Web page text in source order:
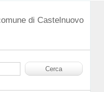
di Castelnuovo